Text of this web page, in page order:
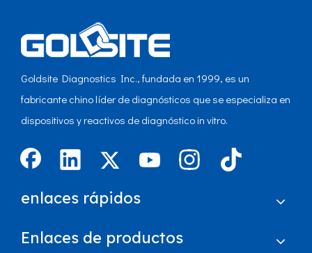
Goldsite Diagnostics Inc., fundada en 1999, es un
fabricante chino líder de diagnósticos que se especializa en
dispositivos y reactivos de diagnóstico in vitro.
enlaces rápidos
Enlaces de productos